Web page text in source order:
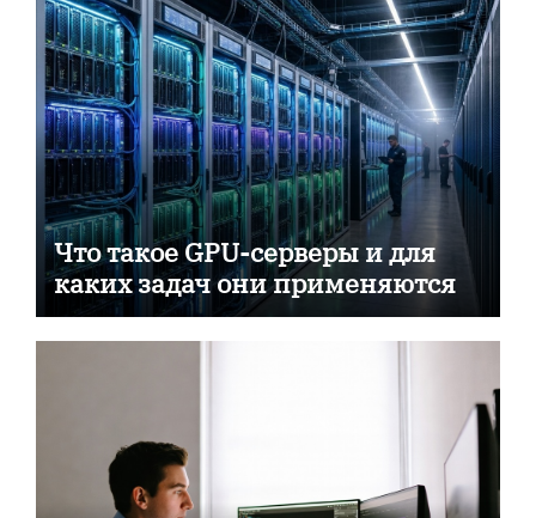
Что такое GPU-серверы и для
каких задач они применяются